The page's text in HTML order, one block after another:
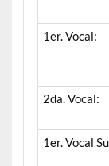
1er. Vocal:
2da. Vocal:
1er. Vocal